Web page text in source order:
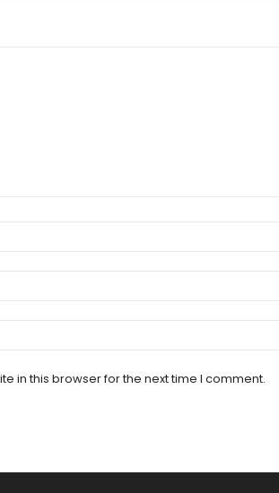
in this browser for the next time I comment.